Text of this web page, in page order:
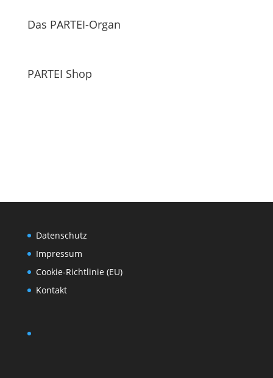
Das PARTEI-Organ
PARTEI Shop
Datenschutz
Impressum
Cookie-Richtlinie (EU)
Kontakt